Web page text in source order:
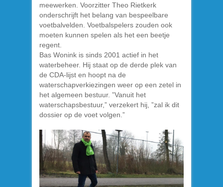
meewerken. Voorzitter Theo Rietkerk
onderschrijft het belang van bespeelbare
voetbalvelden. Voetbalspelers zouden ook
moeten kunnen spelen als het een beetje
regent.
Bas Wonink is sinds 2001 actief in het
waterbeheer. Hij staat op de derde plek van
de CDA-lijst en hoopt na de
waterschapverkiezingen weer op een zetel in
het algemeen bestuur. ”Vanuit het
waterschapsbestuur,” verzekert hij, ”zal ik dit
dossier op de voet volgen.”